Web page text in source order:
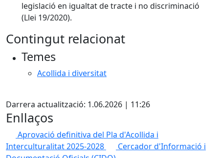
legislació en igualtat de tracte i no discriminació
(Llei 19/2020).
Contingut relacionat
Temes
Acollida i diversitat
Darrera actualització: 1.06.2026 | 11:26
Enllaços
Aprovació definitiva del Pla d'Acollida i
Interculturalitat 2025-2028
Cercador d'Informació i